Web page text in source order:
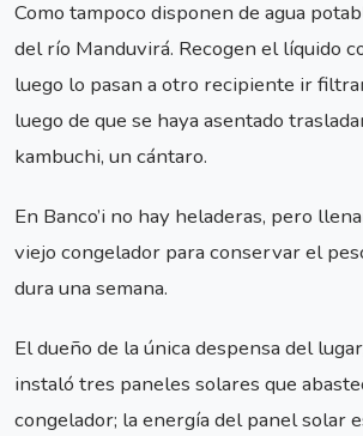
Como tampoco disponen de agua
del río Manduvirá. Recogen el líquido
luego lo pasan a otro recipiente ir
luego de que se haya asentado
kambuchi, un cántaro.
En Banco’i no hay heladeras, pero
viejo congelador para conservar el
dura una semana.
El dueño de la única despensa del
instaló tres paneles solares que
congelador; la energía del panel solar